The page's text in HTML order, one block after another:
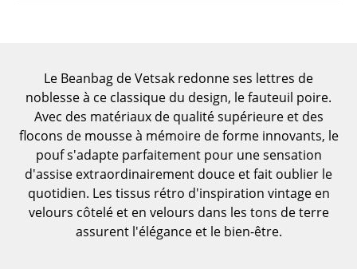
Rangements
Étagères & Armoires
Bibliothèques
Étagères murales
Buffets & Commodes
Meubles TV
Le Beanbag de Vetsak redonne ses lettres de
noblesse à ce classique du design, le fauteuil poire.
Avec des matériaux de qualité supérieure et des
flocons de mousse à mémoire de forme innovants, le
pouf s'adapte parfaitement pour une sensation
d'assise extraordinairement douce et fait oublier le
quotidien. Les tissus rétro d'inspiration vintage en
velours côtelé et en velours dans les tons de terre
assurent l'élégance et le bien-être.